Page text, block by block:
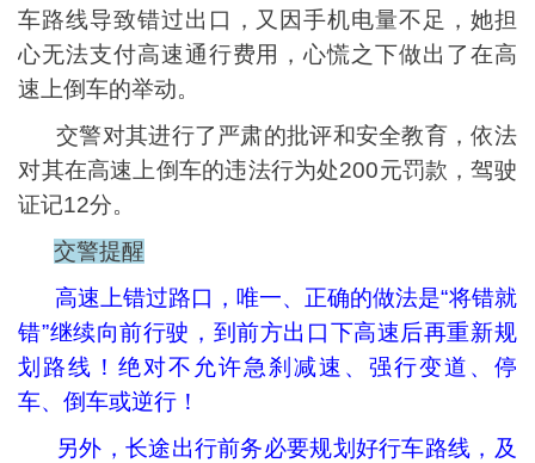
车路线导致错过出口，又因手机电量不足，她担
心无法支付高速通行费用，心慌之下做出了在高
速上倒车的举动。
交警对其进行了严肃的批评和安全教育，依法
对其在高速上倒车的违法行为处200元罚款，驾驶
证记12分。
交警提醒
高速上错过路口，唯一、正确的做法是“将错就
错”继续向前行驶，到前方出口下高速后再重新规
划路线！绝对不允许急刹减速、强行变道、停
车、倒车或逆行！
另外，长途出行前务必要规划好行车路线，及